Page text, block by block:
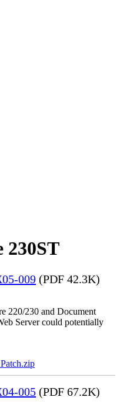
230ST
009 (PDF 42.3K)
220/230 and Document
Server could potentially
005 (PDF 67.2K)